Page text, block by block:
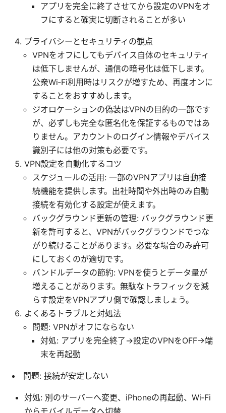
アプリを完全に終了させてから設定のVPNをオ
フにすると確実に切断されることが多い
プライバシーとセキュリティの観点
VPNをオフにしてもデバイス自体のセキュリティ
は低下しませんが、通信の暗号化は低下します。
公衆Wi‑Fi利用時はリスクが増すため、再度オンに
することをおすすめします。
ジオロケーションの偽装はVPNの目的の一部です
が、必ずしも完全な匿名化を保証するものではあ
りません。アカウントのログイン情報やデバイス
識別子には他の対策も必要です。
VPN設定を自動化するコツ
スケジュールの活用: 一部のVPNアプリは自動接
続機能を提供します。出社時間や外出時のみ自動
接続を有効化する設定が使えます。
バックグラウンド更新の管理: バックグラウンド更
新を許可すると、VPNがバックグラウンドでつな
がり続けることがあります。必要な場合のみ許可
にしておくのが適切です。
バンドルデータの節約: VPNを使うとデータ量が
増えることがあります。無駄なトラフィックを減
らす設定をVPNアプリ側で確認しましょう。
よくあるトラブルと対処法
問題: VPNがオフにならない
対処: アプリを完全終了→設定のVPNをOFF→端
末を再起動
問題: 接続が安定しない
対処: 別のサーバーへ変更、iPhoneの再起動、Wi‑Fi
からモバイルデータへ切替